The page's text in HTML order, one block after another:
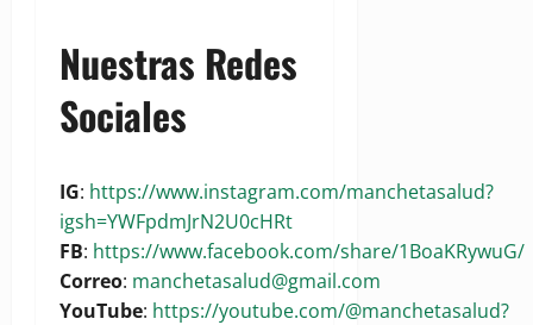
Nuestras Redes
Sociales
IG: https://www.instagram.com/manchetasalud?
igsh=YWFpdmJrN2U0cHRt
FB: https://www.facebook.com/share/1BoaKRywuG/
Correo: manchetasalud@gmail.com
YouTube: https://youtube.com/@manchetasalud?